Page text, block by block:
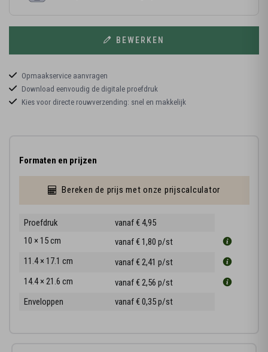
BEWERKEN
Opmaakservice aanvragen
Download eenvoudig de digitale proefdruk
Kies voor directe rouwverzending: snel en makkelijk
Formaten en prijzen
Bereken de prijs met onze prijscalculator
Proefdruk
vanaf € 4,95
10 × 15 cm
vanaf € 1,80 p/st
11.4 × 17.1 cm
vanaf € 2,41 p/st
14.4 × 21.6 cm
vanaf € 2,56 p/st
Enveloppen
vanaf € 0,35p/st